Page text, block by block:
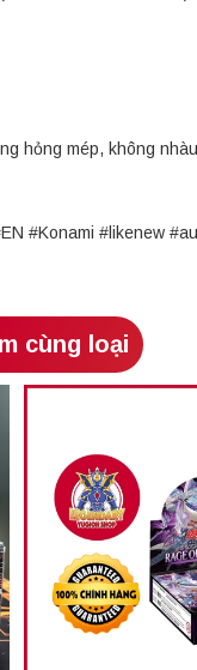
hỏng mép, không
#Konami #likenew
cùng loại